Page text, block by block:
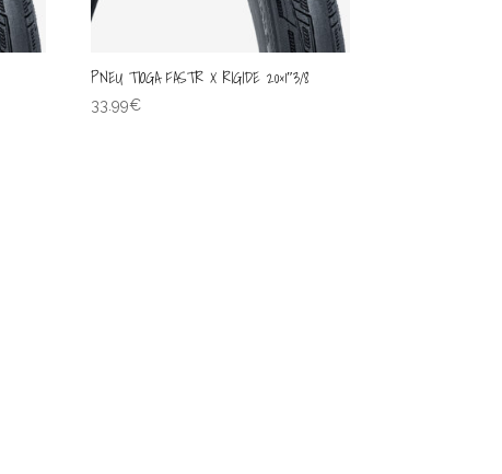
PNEU TIOGA FASTR X RIGIDE 20×1″3/8
33.99€